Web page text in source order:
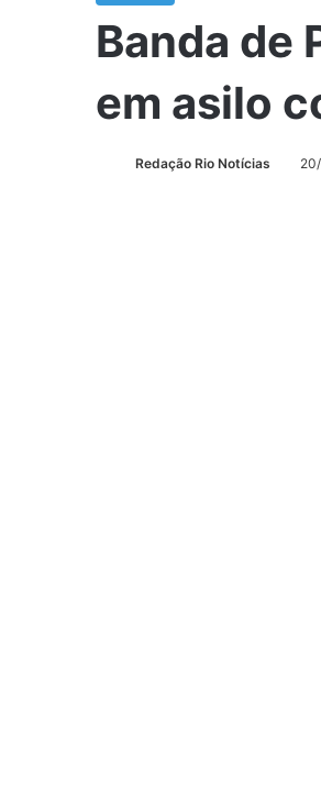
Banda de
em asilo
Redação Rio Notícias